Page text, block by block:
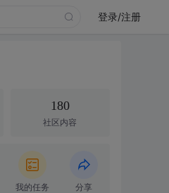
登录/注册
180
社区内容
我的任务 分享